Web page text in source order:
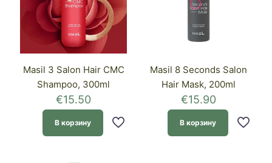
Masil 3 Salon Hair CMC
Shampoo, 300ml
€15.50
В корзину
Masil 8 Seconds Salon
Hair Mask, 200ml
€15.90
В корзину